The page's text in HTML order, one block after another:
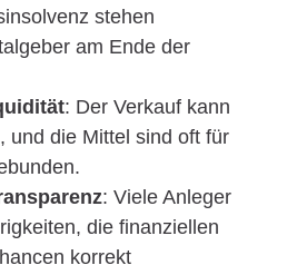
stehen
am Ende der
: Der Verkauf kann
und die Mittel sind oft für
: Viele Anleger
die finanziellen
korrekt